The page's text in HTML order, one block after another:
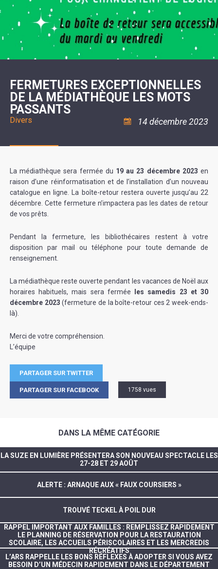
SIÈCLE
RÉUNIONS
DU
CONSEIL
MUNICIPAL
ARRÊTÉS
DÉCISIONS
MAIRE
DE
LA
MINORITÉ
LES
ÉCOLES
LE
COLLÈGE
ESPACE
JEUNES
11
ANS
ASSOCIATION
COULÉE
DOUCE
ENVIRONNEMENT
L'EAU
ET
L'ASSAINISSEMENT
AUTONOMIE
LA
POLICE
MUNICIPALE
SÉCURITÉ
RISQUES
SANTÉ/COMMERCES/ARTISANS
DE
MUSIQUE
L'ÉCOLE
COMMUNAUTAIRE
DE
DANSE
PISCINE
VOIE
VISITES
ET
DÉCOUVERTES
RANDONNÉES
LE
CAMPING-
CARS
TENTES
ET
CARAVANES
LA
HALTE
À
FERMETURES EXCEPTIONNELLES
DE LA MÉDIATHÈQUE LES MOTS
PASSANTS
Divers 14 décembre 2023
La médiathèque sera fermée du 19 au 23 décembre 2023 en
raison d’une réinformatisation et de l’installation d’un nouveau
catalogue en ligne. La boîte-retour restera ouverte jusqu’au 22
décembre. Cette fermeture n’impactera pas les dates de retour
de vos prêts.
Pendant la fermeture, les bibliothécaires restent à votre
disposition par mail ou téléphone pour toute demande de
renseignement.
La médiathèque reste ouverte pendant les vacances de Noël aux
horaires habituels, mais sera fermée
les samedis 23 et 30
décembre 2023 (fermeture de la boîte-retour ces 2 week-ends-
là).
Merci de votre compréhension.
L’équipe
PARTAGER SUR TWITTER
PARTAGER SUR FACEBOOK 1758 vues
DANS LA MÊME CATÉGORIE
LA SUZE EN LUMIÈRE PRÉSENTERA SON NOUVEAU SPECTACLE LES
27-28 ET 29 AOÛT
ALERTE : ARNAQUE AUX « FAUX COURSIERS »
TROUVÉ TECKEL À POIL DUR
RAPPEL IMPORTANT AUX FAMILLES : REMPLISSEZ RAPIDEMENT
LE PLANNING DE RÉSERVATION POUR LA RESTAURATION
SCOLAIRE, LES ACCUEILS PÉRISCOLAIRES ET LES MERCREDIS
RÉCRÉATIFS
L’ARS RAPPELLE LES BONS RÉFLEXES À ADOPTER SI VOUS AVEZ
BESOIN D’UN MÉDECIN RAPIDEMENT DANS LE DÉPARTEMENT